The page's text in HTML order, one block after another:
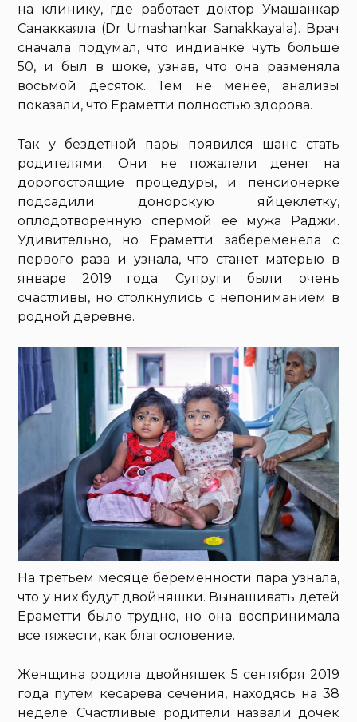
на клинику, где работает доктор Умашанкар
Санаккаяла (Dr Umashankar Sanakkayala). Врач
сначала подумал, что индианке чуть больше
50, и был в шоке, узнав, что она разменяла
восьмой десяток. Тем не менее, анализы
показали, что Ераметти полностью здорова.
Так у бездетной пары появился шанс стать
родителями. Они не пожалели денег на
дорогостоящие процедуры, и пенсионерке
подсадили донорскую яйцеклетку,
оплодотворенную спермой ее мужа Раджи.
Удивительно, но Ераметти забеременела с
первого раза и узнала, что станет матерью в
январе 2019 года. Супруги были очень
счастливы, но столкнулись с непониманием в
родной деревне.
На третьем месяце беременности пара узнала,
что у них будут двойняшки. Вынашивать детей
Ераметти было трудно, но она воспринимала
все тяжести, как благословение.
Женщина родила двойняшек 5 сентября 2019
года путем кесарева сечения, находясь на 38
неделе. Счастливые родители назвали дочек